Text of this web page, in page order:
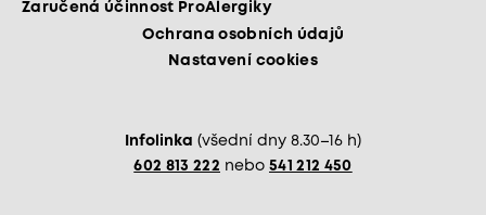
Zaručená účinnost ProAlergiky
Ochrana osobních údajů
Nastavení cookies
Infolinka (všední dny 8.30–16 h)
602 813 222 nebo 541 212 450